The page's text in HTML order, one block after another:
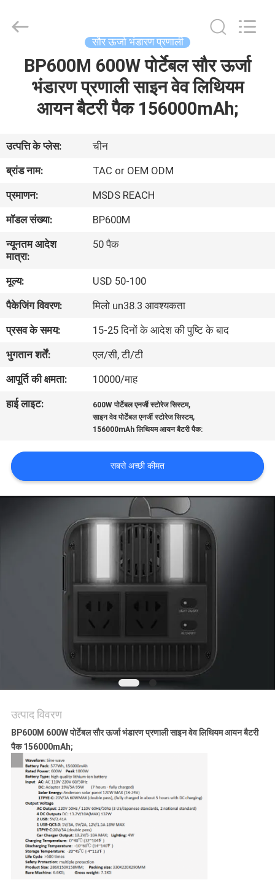
उत्पादों
वीडियो
बारे
में
कारखाना
भ्रमण
गुणवत्ता
नियंत्रण
संपर्क
करें
समाचार
मामलों
PRIVACY
POLICY
Energy
सौर ऊर्जा भंडारण प्रणाली
BP600M 600W पोर्टेबल सौर ऊर्जा
भंडारण प्रणाली साइन वेव लिथियम
आयन बैटरी पैक 156000mAh;
उत्पत्ति के प्लेस:
चीन
ब्रांड नाम:
TAC or OEM ODM
प्रमाणन:
MSDS REACH
मॉडल संख्या:
BP600M
न्यूनतम आदेश
मात्रा:
50 पैक
मूल्य:
USD 50-100
पैकेजिंग विवरण:
मिलो un38.3 आवश्यकता
प्रसव के समय:
15-25 दिनों के आदेश की पुष्टि के बाद
भुगतान शर्तें:
एल/सी, टी/टी
आपूर्ति की क्षमता:
10000/माह
हाई लाइट:
600W पोर्टेबल एनर्जी स्टोरेज सिस्टम,
साइन वेव पोर्टेबल एनर्जी स्टोरेज सिस्टम,
156000mAh लिथियम आयन बैटरी पैक:
सबसे अच्छी कीमत
उत्पाद विवरण
BP600M 600W पोर्टेबल सौर ऊर्जा भंडारण प्रणाली साइन वेव लिथियम आयन बैटरी
पैक 156000mAh;